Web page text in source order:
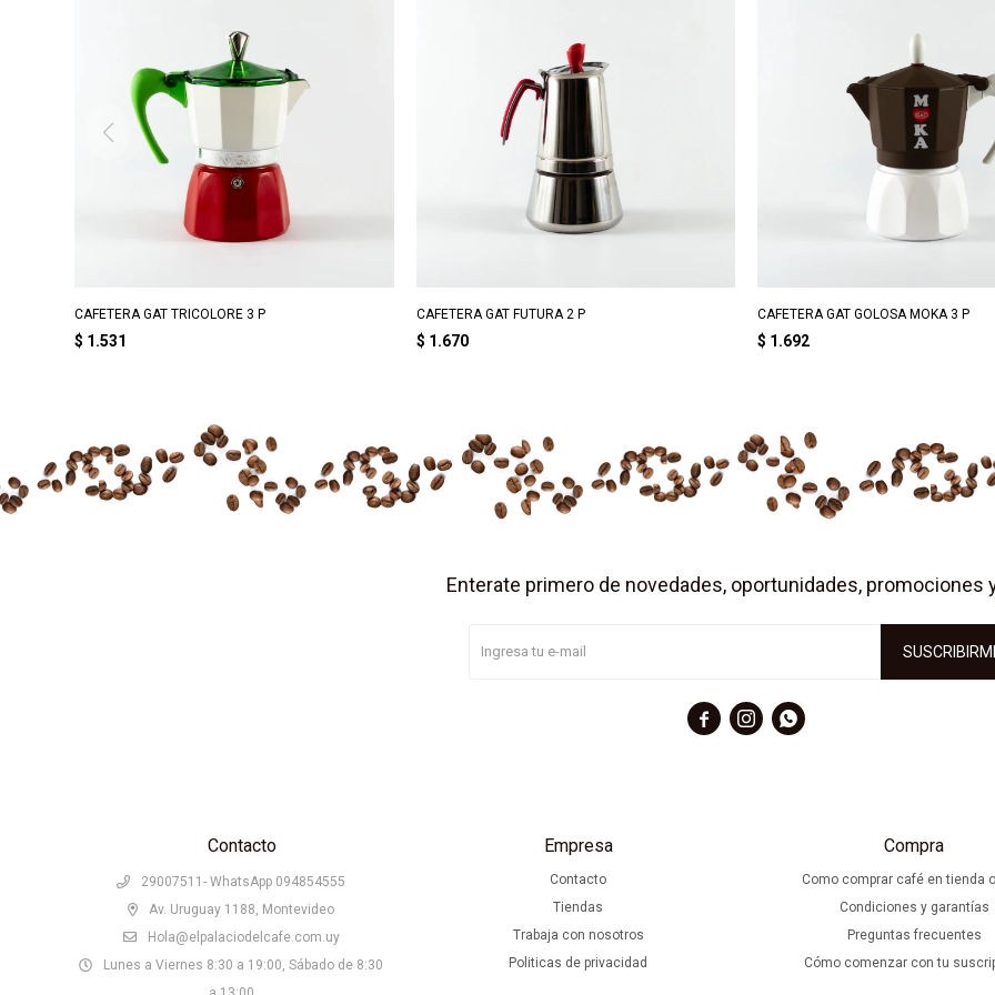
CAFETERA GAT TRICOLORE 3 P
$ 1.531
CAFETERA GAT FUTURA 2 P
$ 1.670
CAFETERA GAT GOLOSA MOKA 3 P
$ 1.692
Contacto
29007511- WhatsApp 094854555
Av. Uruguay 1188, Montevideo
Hola@elpalaciodelcafe.com.uy
Lunes a Viernes 8:30 a 19:00, Sábado de 8:30
Empresa
Contacto
Tiendas
Trabaja con nosotros
Politicas de privacidad
Compra
Como comprar café en tienda
Condiciones y garantías
Preguntas frecuentes
Cómo comenzar con tu
Enterate primero de novedades, oportunidades, promociones
  